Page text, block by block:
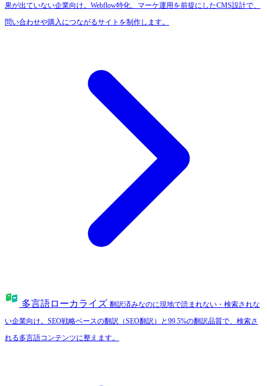
果が出ていない企業向け。Webflow特化、マーケ運用を前提にしたCMS設計で、
問い合わせや購入につながるサイトを制作します。
多言語ローカライズ 翻訳済みなのに現地で読まれない・検索されな
い企業向け。SEO戦略ベースの翻訳（SEO翻訳）と99.5%の翻訳品質で、検索さ
れる多言語コンテンツに整えます。